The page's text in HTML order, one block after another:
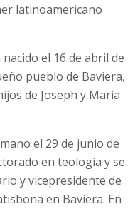
latinoamericano
el 16 de abril de
pueblo de Baviera,
de Joseph y María
el 29 de junio de
en teología y se
y vicepresidente de
en Baviera. En